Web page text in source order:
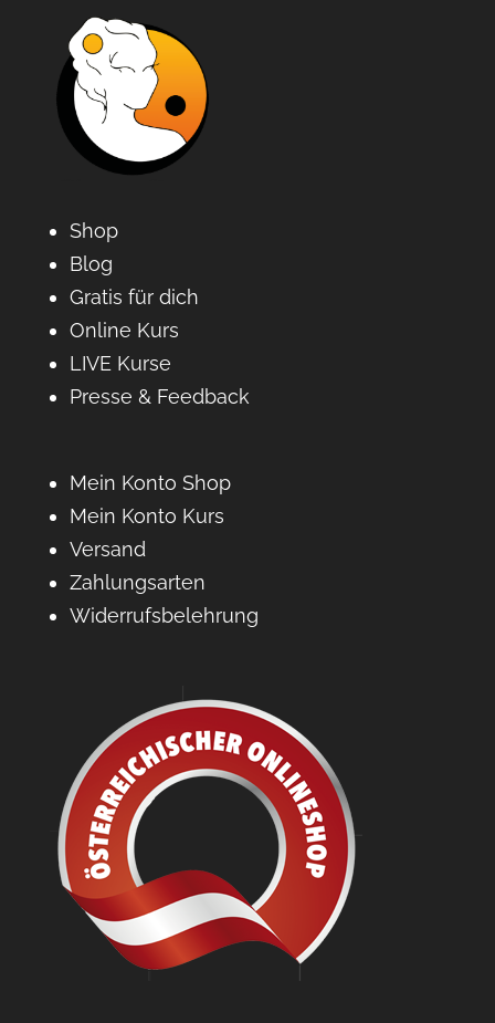
Shop
Blog
Gratis für dich
Online Kurs
LIVE Kurse
Presse & Feedback
Mein Konto Shop
Mein Konto Kurs
Versand
Zahlungsarten
Widerrufsbelehrung